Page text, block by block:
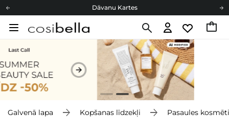
Dāvanu Kartes
Cosibella lojalitātes programma
Dāvanu Kartes
Galvenā lapa Kopšanas līdzekļi Pasaules